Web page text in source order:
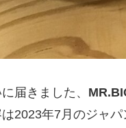
届きました、
2023年7月のジャ